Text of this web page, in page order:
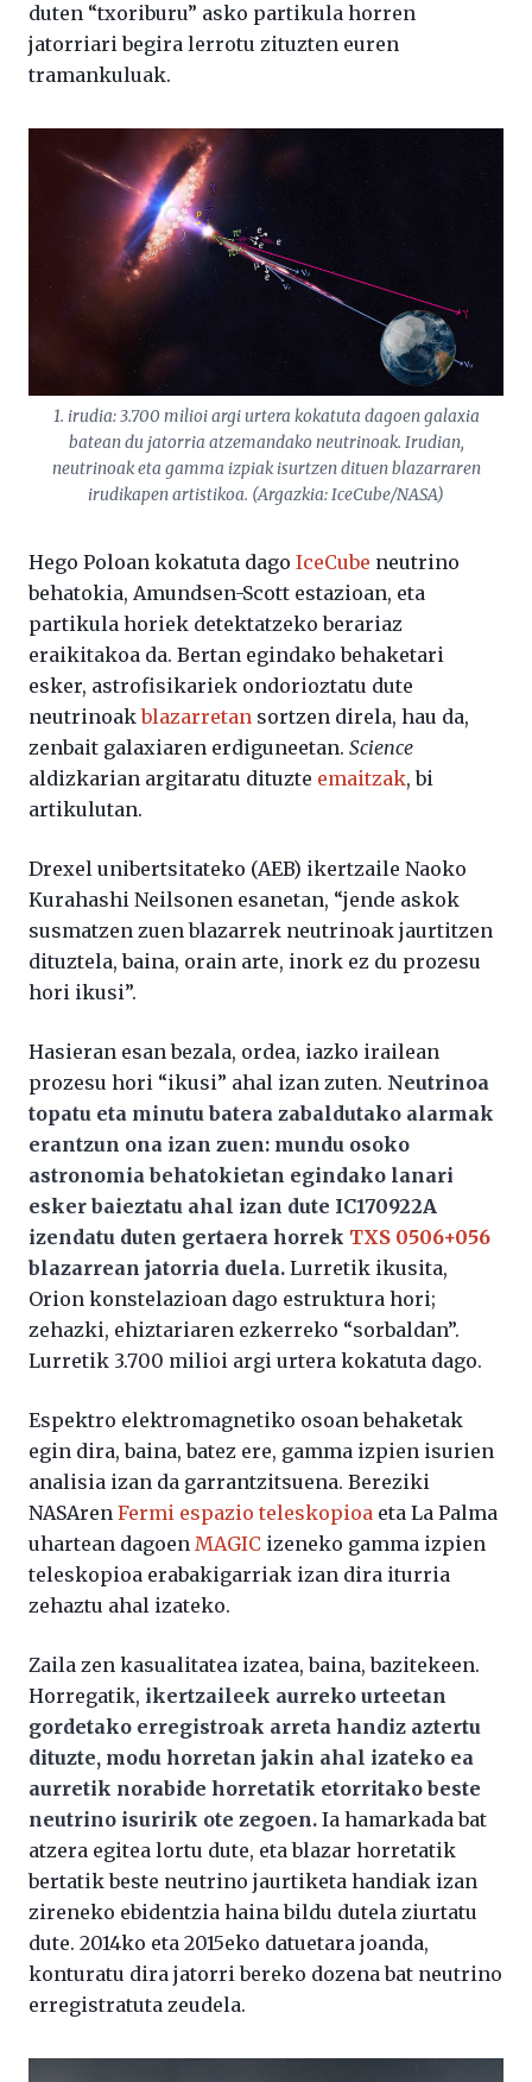
duten “txoriburu” asko partikula horren
jatorriari begira lerrotu zituzten euren
tramankuluak.
1. irudia: 3.700 milioi argi urtera kokatuta dagoen galaxia
batean du jatorria atzemandako neutrinoak. Irudian,
neutrinoak eta gamma izpiak isurtzen dituen blazarraren
irudikapen artistikoa. (Argazkia: IceCube/NASA)
Hego Poloan kokatuta dago IceCube neutrino
behatokia, Amundsen-Scott estazioan, eta
partikula horiek detektatzeko berariaz
eraikitakoa da. Bertan egindako behaketari
esker, astrofisikariek ondorioztatu dute
neutrinoakblazarretan sortzen direla, hau da,
zenbait galaxiaren erdiguneetan. Science
aldizkarian argitaratu dituzte emaitzak, bi
artikulutan.
Drexel unibertsitateko (AEB) ikertzaile Naoko
Kurahashi Neilsonen esanetan, “jende askok
susmatzen zuen blazarrek neutrinoak jaurtitzen
dituztela, baina, orain arte, inork ez du prozesu
hori ikusi”.
Hasieran esan bezala, ordea, iazko irailean
prozesu hori “ikusi” ahal izan zuten. Neutrinoa
topatu eta minutu batera zabaldutako alarmak
erantzun ona izan zuen: mundu osoko
astronomia behatokietan egindako lanari
esker baieztatu ahal izan dute IC170922A
izendatu duten gertaera horrek TXS 0506+056
blazarrean jatorria duela. Lurretik ikusita,
Orion konstelazioan dago estruktura hori;
zehazki, ehiztariaren ezkerreko “sorbaldan”.
Lurretik 3.700 milioi argi urtera kokatuta dago.
Espektro elektromagnetiko osoan behaketak
egin dira, baina, batez ere, gamma izpien isurien
analisia izan da garrantzitsuena. Bereziki
NASAren Fermi espazio teleskopioa eta La Palma
uhartean dagoen MAGIC izeneko gamma izpien
teleskopioa erabakigarriak izan dira iturria
zehaztu ahal izateko.
Zaila zen kasualitatea izatea, baina, bazitekeen.
Horregatik, ikertzaileek aurreko urteetan
gordetako erregistroak arreta handiz aztertu
dituzte, modu horretan jakin ahal izateko ea
aurretik norabide horretatik etorritako beste
neutrino isuririk ote zegoen. Ia hamarkada bat
atzera egitea lortu dute, eta blazar horretatik
bertatik beste neutrino jaurtiketa handiak izan
zireneko ebidentzia haina bildu dutela ziurtatu
dute. 2014ko eta 2015eko datuetara joanda,
konturatu dira jatorri bereko dozena bat neutrino
erregistratuta zeudela.